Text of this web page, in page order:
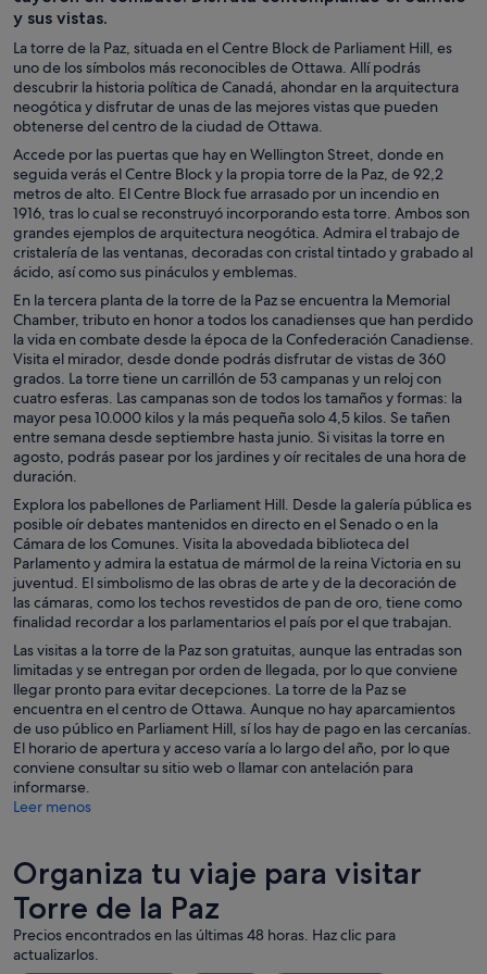
y sus vistas.
La torre de la Paz, situada en el Centre Block de Parliament Hill, es
uno de los símbolos más reconocibles de Ottawa. Allí podrás
descubrir la historia política de Canadá, ahondar en la arquitectura
neogótica y disfrutar de unas de las mejores vistas que pueden
obtenerse del centro de la ciudad de Ottawa.
Accede por las puertas que hay en Wellington Street, donde en
seguida verás el Centre Block y la propia torre de la Paz, de 92,2
metros de alto. El Centre Block fue arrasado por un incendio en
1916, tras lo cual se reconstruyó incorporando esta torre. Ambos son
grandes ejemplos de arquitectura neogótica. Admira el trabajo de
cristalería de las ventanas, decoradas con cristal tintado y grabado al
ácido, así como sus pináculos y emblemas.
En la tercera planta de la torre de la Paz se encuentra la Memorial
Chamber, tributo en honor a todos los canadienses que han perdido
la vida en combate desde la época de la Confederación Canadiense.
Visita el mirador, desde donde podrás disfrutar de vistas de 360
grados. La torre tiene un carrillón de 53 campanas y un reloj con
cuatro esferas. Las campanas son de todos los tamaños y formas: la
mayor pesa 10.000 kilos y la más pequeña solo 4,5 kilos. Se tañen
entre semana desde septiembre hasta junio. Si visitas la torre en
agosto, podrás pasear por los jardines y oír recitales de una hora de
duración.
Explora los pabellones de Parliament Hill. Desde la galería pública es
posible oír debates mantenidos en directo en el Senado o en la
Cámara de los Comunes. Visita la abovedada biblioteca del
Parlamento y admira la estatua de mármol de la reina Victoria en su
juventud. El simbolismo de las obras de arte y de la decoración de
las cámaras, como los techos revestidos de pan de oro, tiene como
finalidad recordar a los parlamentarios el país por el que trabajan.
Las visitas a la torre de la Paz son gratuitas, aunque las entradas son
limitadas y se entregan por orden de llegada, por lo que conviene
llegar pronto para evitar decepciones. La torre de la Paz se
encuentra en el centro de Ottawa. Aunque no hay aparcamientos
de uso público en Parliament Hill, sí los hay de pago en las cercanías.
El horario de apertura y acceso varía a lo largo del año, por lo que
conviene consultar su sitio web o llamar con antelación para
informarse.
Leer menos
Organiza tu viaje para visitar
Torre de la Paz
Precios encontrados en las últimas 48 horas. Haz clic para
actualizarlos.